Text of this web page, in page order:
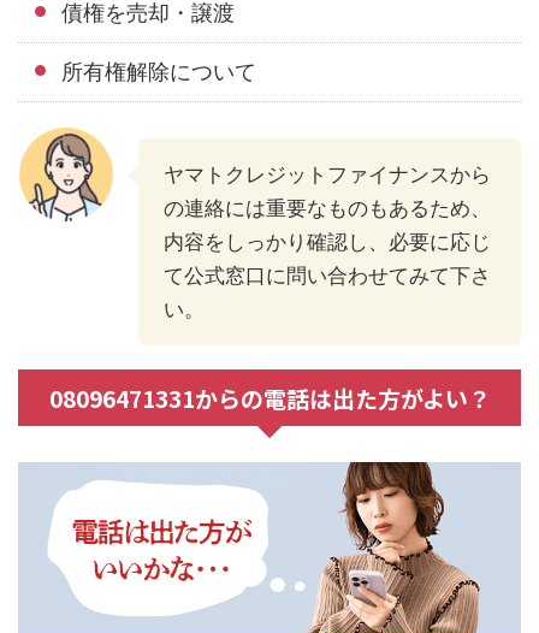
債権を売却・譲渡
所有権解除について
ヤマトクレジットファイナンスから
の連絡には重要なものもあるため、
内容をしっかり確認し、必要に応じ
て公式窓口に問い合わせてみて下さ
い。
08096471331からの電話は出た方がよい？